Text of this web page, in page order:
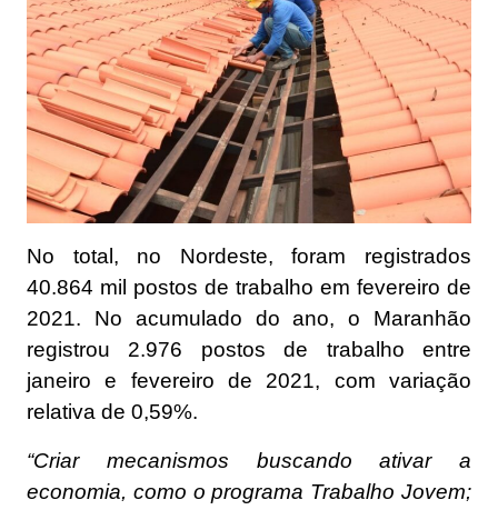
No total, no Nordeste, foram registrados
40.864 mil postos de trabalho em fevereiro de
2021. No acumulado do ano, o Maranhão
registrou 2.976 postos de trabalho entre
janeiro e fevereiro de 2021, com variação
relativa de 0,59%.
“Criar mecanismos buscando ativar a
economia, como o programa Trabalho Jovem;